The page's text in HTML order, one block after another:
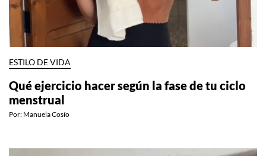
ESTILO DE VIDA
Qué ejercicio hacer según la fase de tu ciclo
menstrual
Por: Manuela Cosío